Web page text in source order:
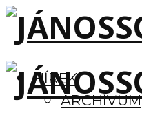
HÍREK
ARCHÍVUM